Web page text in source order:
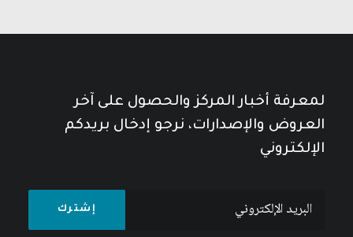
لمعرفة أخبار المركز والحصول على آخر
العروض والإصدارات، نرجو إدخال بريدكم
الإلكتروني